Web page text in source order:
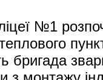
№1
бригада